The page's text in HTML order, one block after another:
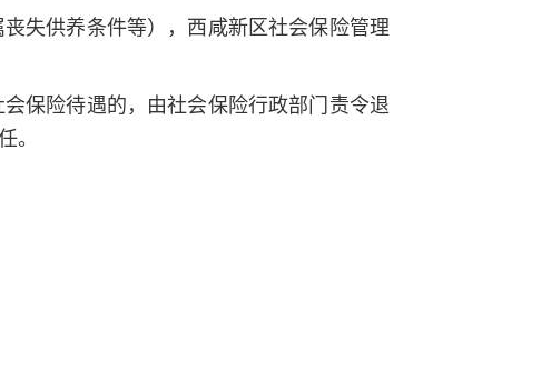
失供养条件等），西咸新区社会保险管理
保险待遇的，由社会保险行政部门责令退
。